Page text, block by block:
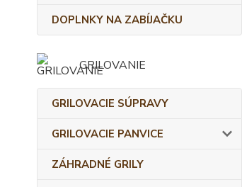
DOPLNKY NA ZABÍJAČKU
GRILOVANIE
GRILOVACIE SÚPRAVY
GRILOVACIE PANVICE
ZÁHRADNÉ GRILY